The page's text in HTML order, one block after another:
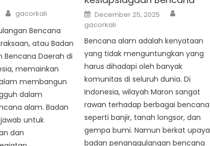
Author
gacorkali
Bencana
atau Badan
Bencana Daerah di
memainkan
membangun
dalam
alam. Badan
untuk
dan
Posted
on
December 25, 2025
gacorkali
Bencana alam adalah kenyataan
yang tidak menguntungkan yang
harus dihadapi oleh banyak
komunitas di seluruh dunia. Di
Indonesia, wilayah Maron sangat
rawan terhadap berbagai bencana
seperti banjir, tanah longsor, dan
gempa bumi. Namun berkat upaya
badan penanggulangan bencana